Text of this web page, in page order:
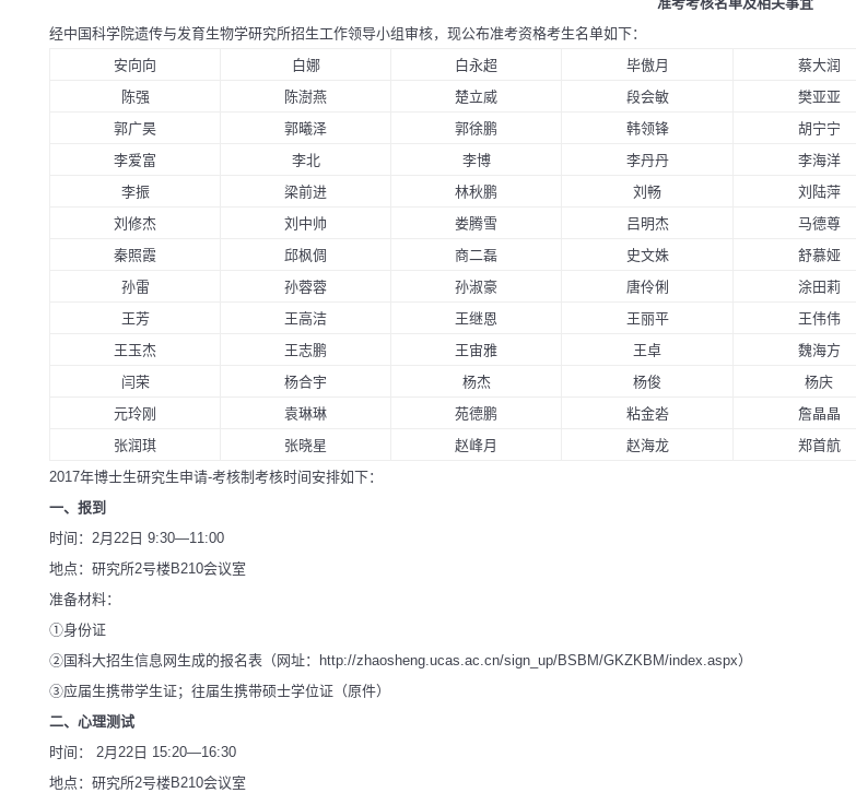
经中国科学院遗传与发育生物学研究所招生工作领导小组审核，现公布准考资格考生名单如下：
安向向
白娜 白永超 毕傲月 蔡大润
陈强
陈澍燕 楚立威 段会敏 樊亚亚
郭广昊
郭曦泽 郭徐鹏 韩领锋 胡宁宁
李爱富
李北 李博 李丹丹 李海洋
李振
梁前进 林秋鹏 刘畅 刘陆萍
刘修杰
刘中帅 娄腾雪 吕明杰 马德尊
秦照霞
邱枫倜 商二磊 史文姝 舒慕娅
孙雷
孙蓉蓉 孙淑豪 唐伶俐 涂田莉
王芳
王高洁 王继恩 王丽平 王伟伟
王玉杰
王志鹏 王宙雅 王卓 魏海方
闫荣
杨合宇 杨杰 杨俊 杨庆
元玲刚
袁琳琳 苑德鹏 粘金沯 詹晶晶
张润琪
张晓星 赵峰月 赵海龙 郑首航
2017年博士生研究生申请-考核制考核时间安排如下：
一、报到
时间：2月22日 9:30—11:00
地点：研究所2号楼B210会议室
准备材料：
①身份证
②国科大招生信息网生成的报名表（网址：http://zhaosheng.ucas.ac.cn/sign_up/BSBM/GKZKBM/index.aspx）
③应届生携带学生证；往届生携带硕士学位证（原件）
二、心理测试
时间： 2月22日 15:20—16:30
地点：研究所2号楼B210会议室